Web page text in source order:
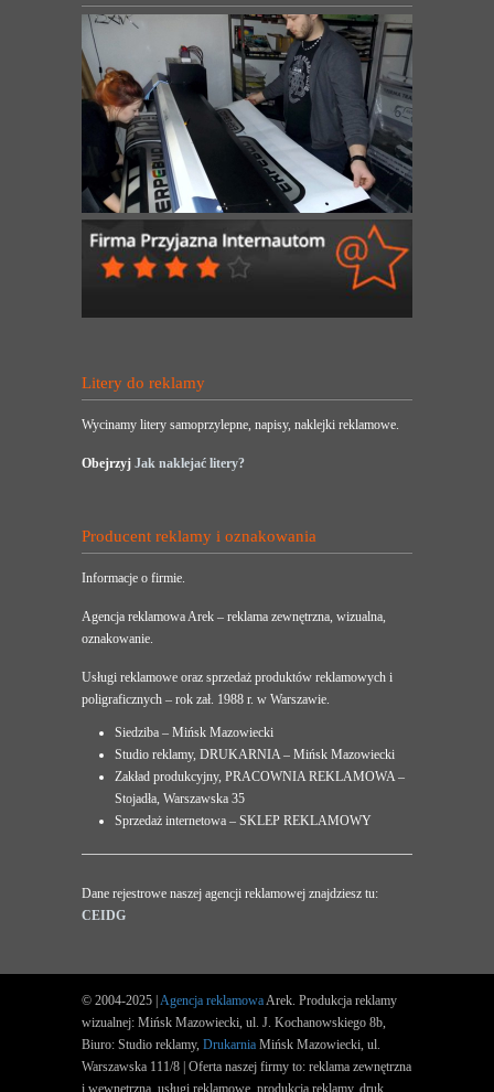
Litery do reklamy
Wycinamy litery samoprzylepne, napisy, naklejki reklamowe.
Obejrzyj Jak naklejać litery?
Producent reklamy i oznakowania
Informacje o firmie.
Agencja reklamowa Arek – reklama zewnętrzna, wizualna,
oznakowanie.
Usługi reklamowe oraz sprzedaż produktów reklamowych i
poligraficznych – rok zał. 1988 r. w Warszawie.
Siedziba – Mińsk Mazowiecki
Studio reklamy, DRUKARNIA – Mińsk Mazowiecki
Zakład produkcyjny, PRACOWNIA REKLAMOWA –
Stojadła, Warszawska 35
Sprzedaż internetowa – SKLEP REKLAMOWY
Dane rejestrowe naszej agencji reklamowej znajdziesz tu:
CEIDG
© 2004-2025 | Agencja reklamowaArek. Produkcja reklamy
wizualnej: Mińsk Mazowiecki, ul. J. Kochanowskiego 8b,
Biuro: Studio reklamy, Drukarnia Mińsk Mazowiecki, ul.
Warszawska 111/8 | Oferta naszej firmy to: reklama zewnętrzna
i wewnętrzna, usługi reklamowe, produkcja reklamy, druk.